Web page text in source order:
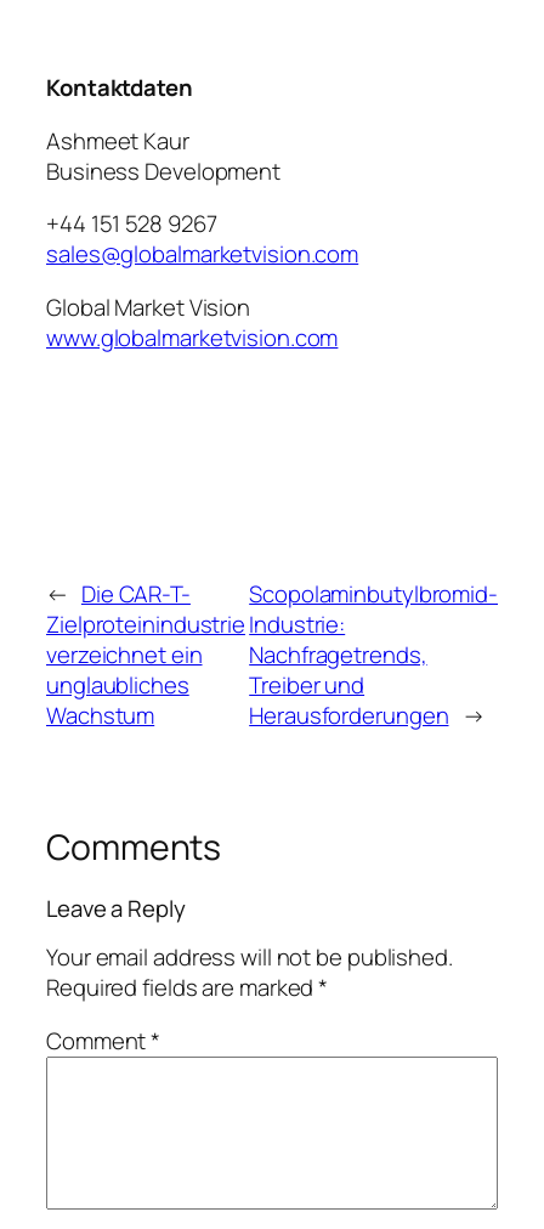
Kontaktdaten
Ashmeet Kaur
Business Development
+44 151 528 9267
sales@globalmarketvision.com
Global Market Vision
www.globalmarketvision.com
← Die CAR-T-
Zielproteinindustrie
verzeichnet ein
unglaubliches
Wachstum
Scopolaminbutylbromid-
Industrie:
Nachfragetrends,
Treiber und
Herausforderungen →
Comments
Leave a Reply
Your email address will not be published.
Required fields are marked*
Comment*